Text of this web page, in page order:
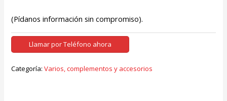
(Pídanos información sin compromiso).
Llamar por Teléfono ahora
Categoría:Varios, complementos y accesorios